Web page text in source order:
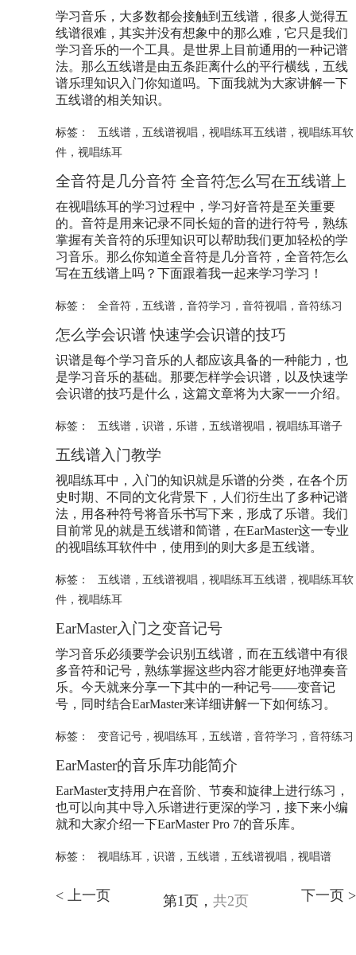
学习音乐，大多数都会接触到 五线谱 ，很多人觉得五
线谱很难，其实并没有想象中的那么难，它只是我们
学习音乐的一个工具。是世界上目前通用的一种记谱
法。那么五线谱是由五条距离什么的平行横线， 五线
谱乐理知识入门你知道吗。下面我就为大家讲解一下
五线谱的相关知识。
标签： 五线谱， 五线谱视唱， 视唱练耳五线谱， 视唱练耳软
件 ， 视唱练耳
全音符是几分音符 全音符怎么写在五线谱 上
在视唱练耳的学习过程中，学习好音符是至关重要
的。音符是用来记录不同长短的音的进行符号，熟练
掌握有关音符的乐理知识可以帮助我们更加轻松的学
习音乐。那么你知道全音符是几分音符，全音符怎么
写在五线谱 上吗？下面跟着我一起来学习学习！
标签： 全音符， 五线谱， 音符学习 ， 音符视唱， 音符练习
怎么学会识谱 快速学会识谱的技巧
识谱是每个学习音乐的人都应该具备的一种能力，也
是学习音乐的基础。那要怎样学会识谱，以及快速学
会识谱的技巧是什么，这篇文章将为大家一一介绍。
标签： 五线谱， 识谱， 乐谱， 五线谱视唱， 视唱练耳谱子
五线谱入门教学
视唱练耳中，入门的知识就是乐谱的分类，在各个历
史时期、不同的文化背景下，人们衍生出了多种记谱
法，用各种符号将音乐书写下来，形成了乐谱。我们
目前常见的就是五线谱和简谱，在EarMaster这一专业
的视唱练耳软件中，使用到的则大多是五线谱。
标签： 五线谱， 五线谱视唱， 视唱练耳五线谱， 视唱练耳软
件 ， 视唱练耳
EarMaster入门之变音记号
学习音乐必须要学会识别 五线谱 ，而在五线谱中有很
多音符和记号，熟练掌握这些内容才能更好地弹奏音
乐。今天就来分享一下其中的一种记号——变音记
号，同时结合EarMaster来详细讲解一下如何练习。
标签： 变音记号， 视唱练耳， 五线谱， 音符学习 ， 音符练习
EarMaster的音乐库功能简介
EarMaster支持用户在音阶、节奏和旋律上进行练习，
也可以向其中导入乐谱进行更深的学习，接下来小编
就和大家介绍一下EarMaster Pro 7的音乐库。
标签： 视唱练耳， 识谱， 五线谱， 五线谱视唱， 视唱谱
< 上一页 第1页， 共2页 下一页 >